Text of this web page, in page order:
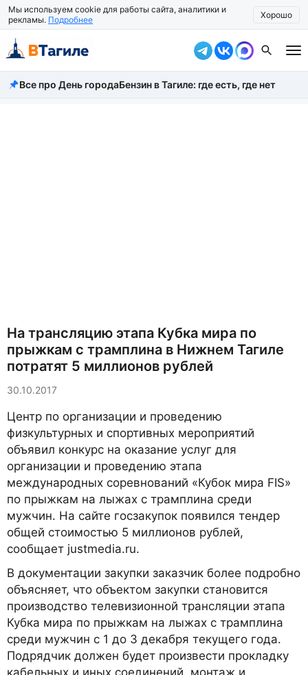
Мы используем cookie для работы сайта, аналитики и
рекламы. Подробнее Хорошо
Все новости
Все про День городаБензин в Тагиле: где есть, где нет
На трансляцию этапа Кубка мира по
прыжкам с трамплина в Нижнем Тагиле
потратят 5 миллионов рублей
30.10.2017
Центр по организации и проведению
физкультурных и спортивных мероприятий
объявил конкурс на оказание услуг для
организации и проведению этапа
международных соревнований «Кубок мира FIS»
по прыжкам на лыжах с трамплина среди
мужчин. На сайте госзакупок появился тендер
общей стоимостью 5 миллионов рублей,
сообщает justmedia.ru.
В документации закупки заказчик более подробно
объясняет, что объектом закупки становится
производство телевизионной трансляции этапа
Кубка мира по прыжкам на лыжах с трамплина
среди мужчин с 1 до 3 декабря текущего года.
Подрядчик должен будет произвести прокладку